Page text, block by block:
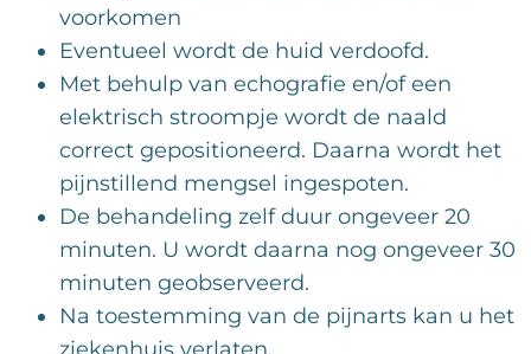
voorkomen
Eventueel wordt de huid verdoofd.
Met behulp van echografie en/of een
elektrisch stroompje wordt de naald
correct gepositioneerd. Daarna wordt het
pijnstillend mengsel ingespoten.
De behandeling zelf duur ongeveer 20
minuten. U wordt daarna nog ongeveer 30
minuten geobserveerd.
Na toestemming van de pijnarts kan u het